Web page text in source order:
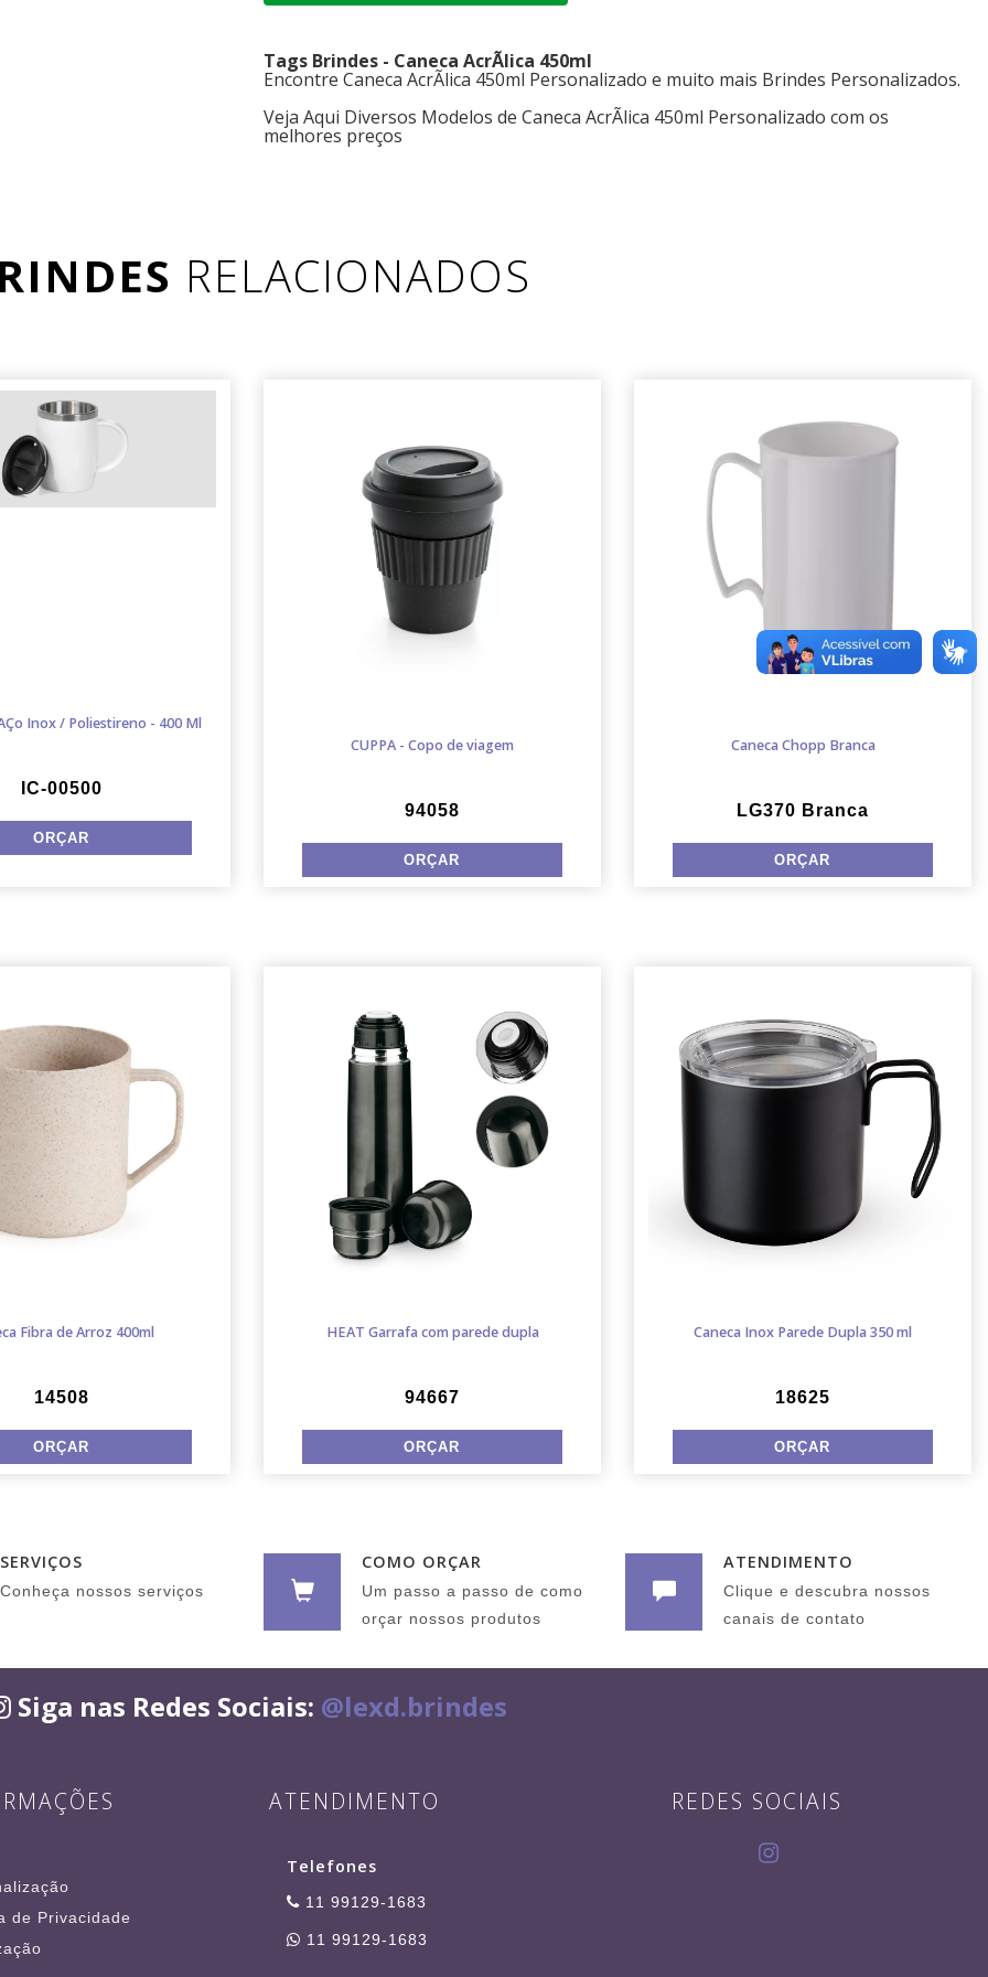
Tags Brindes - Caneca AcrÃ­lica 450ml
Encontre Caneca AcrÃ­lica 450ml Personalizado e muito mais Brindes Personalizados.
Veja Aqui Diversos Modelos de Caneca AcrÃ­lica 450ml Personalizado com os
melhores preços
RELACIONADOS
Inox / Poliestireno - 400 Ml
IC-00500
CUPPA - Copo de viagem
94058
Caneca Chopp Branca
LG370 Branca
Fibra de Arroz 400ml
14508
HEAT Garrafa com parede dupla
94667
Caneca Inox Parede Dupla 350 ml
18625
SERVIÇOS
Conheça nossos serviços
COMO ORÇAR
Um passo a passo de como
orçar nossos produtos
ATENDIMENTO
Clique e descubra nossos
canais de contato
Siga nas Redes Sociais: @lexd.brindes
de Privacidade
ATENDIMENTO
Telefones
11 99129-1683
11 99129-1683
REDES SOCIAIS